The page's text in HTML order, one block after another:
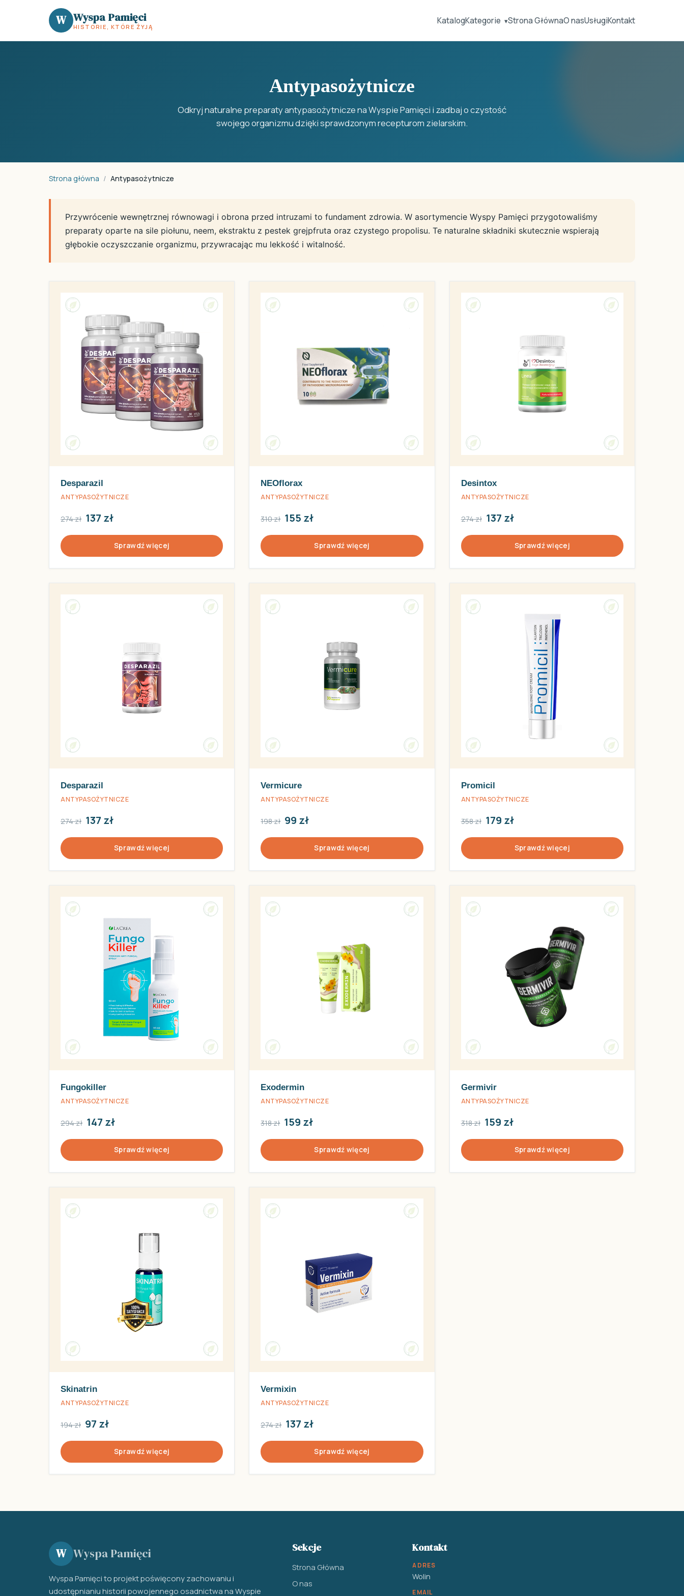
W Wyspa Pamięci
HISTORIE, KTÓRE ŻYJĄ
KatalogKategorie ▾Strona GłównaO nasUsługiKontakt
Antypasożytnicze
Odkryj naturalne preparaty antypasożytnicze na Wyspie Pamięci i zadbaj o czystość
swojego organizmu dzięki sprawdzonym recepturom zielarskim.
Strona główna / Antypasożytnicze
Przywrócenie wewnętrznej równowagi i obrona przed intruzami to fundament zdrowia. W asortymencie Wyspy Pamięci przygotowaliśmy
preparaty oparte na sile piołunu, neem, ekstraktu z pestek grejpfruta oraz czystego propolisu. Te naturalne składniki skutecznie wspierają
głębokie oczyszczanie organizmu, przywracając mu lekkość i witalność.
Desparazil
ANTYPASOŻYTNICZE
274 zł 137 zł
Sprawdź więcej
NEOflorax
ANTYPASOŻYTNICZE
310 zł 155 zł
Sprawdź więcej
Desintox
ANTYPASOŻYTNICZE
274 zł 137 zł
Sprawdź więcej
Desparazil
ANTYPASOŻYTNICZE
274 zł 137 zł
Sprawdź więcej
Vermicure
ANTYPASOŻYTNICZE
198 zł 99 zł
Sprawdź więcej
Promicil
ANTYPASOŻYTNICZE
358 zł 179 zł
Sprawdź więcej
Fungokiller
ANTYPASOŻYTNICZE
294 zł 147 zł
Sprawdź więcej
Exodermin
ANTYPASOŻYTNICZE
318 zł 159 zł
Sprawdź więcej
Germivir
ANTYPASOŻYTNICZE
318 zł 159 zł
Sprawdź więcej
Skinatrin
ANTYPASOŻYTNICZE
194 zł 97 zł
Sprawdź więcej
Vermixin
ANTYPASOŻYTNICZE
274 zł 137 zł
Sprawdź więcej
W Wyspa Pamięci
Wyspa Pamięci to projekt poświęcony zachowaniu i
udostępnianiu historii powojennego osadnictwa na Wyspie
Sekcje
Strona Główna
O nas
Kontakt
ADRES
Wolin
EMAIL